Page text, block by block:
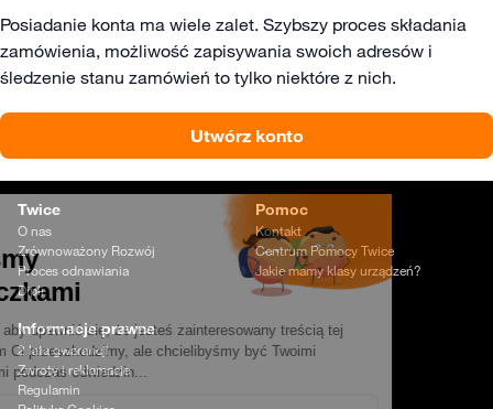
Posiadanie konta ma wiele zalet. Szybszy proces składania
zamówienia, możliwość zapisywania swoich adresów i
śledzenie stanu zamówień to tylko niektóre z nich.
Utwórz konto
Twice
O nas
Zrównoważony Rozwój
Proces odnawiania
Dipli
Pomoc
Kontakt
Centrum Pomocy Twice
Jakie mamy klasy urządzeń?
Informacje prawne
2 lata gwarancji
Zwroty i reklamacje
Regulamin